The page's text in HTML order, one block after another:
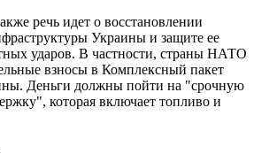
речь идет о восстановлении
Украины и защите ее
ударов. В частности, страны НАТО
взносы в Комплексный пакет
Деньги должны пойти на "срочную
которая включает топливо и